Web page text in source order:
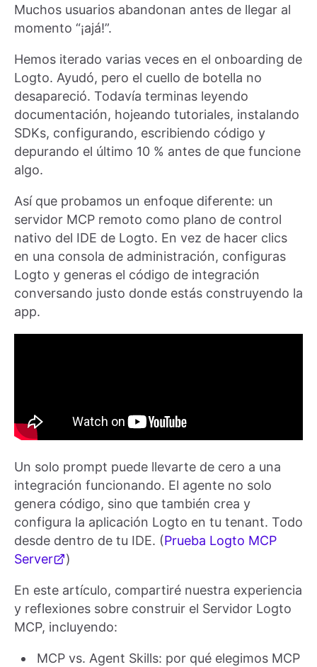
Muchos usuarios abandonan antes de llegar al
momento “¡ajá!”.
Hemos iterado varias veces en el onboarding de
Logto. Ayudó, pero el cuello de botella no
desapareció. Todavía terminas leyendo
documentación, hojeando tutoriales, instalando
SDKs, configurando, escribiendo código y
depurando el último 10 % antes de que funcione
algo.
Así que probamos un enfoque diferente: un
servidor MCP remoto como plano de control
nativo del IDE de Logto. En vez de hacer clics
en una consola de administración, configuras
Logto y generas el código de integración
conversando justo donde estás construyendo la
app.
Un solo prompt puede llevarte de cero a una
integración funcionando. El agente no solo
genera código, sino que también crea y
configura la aplicación Logto en tu tenant. Todo
desde dentro de tu IDE. (Prueba Logto MCP
Server
)
En este artículo, compartiré nuestra experiencia
y reflexiones sobre construir el Servidor Logto
MCP, incluyendo:
MCP vs. Agent Skills: por qué elegimos MCP